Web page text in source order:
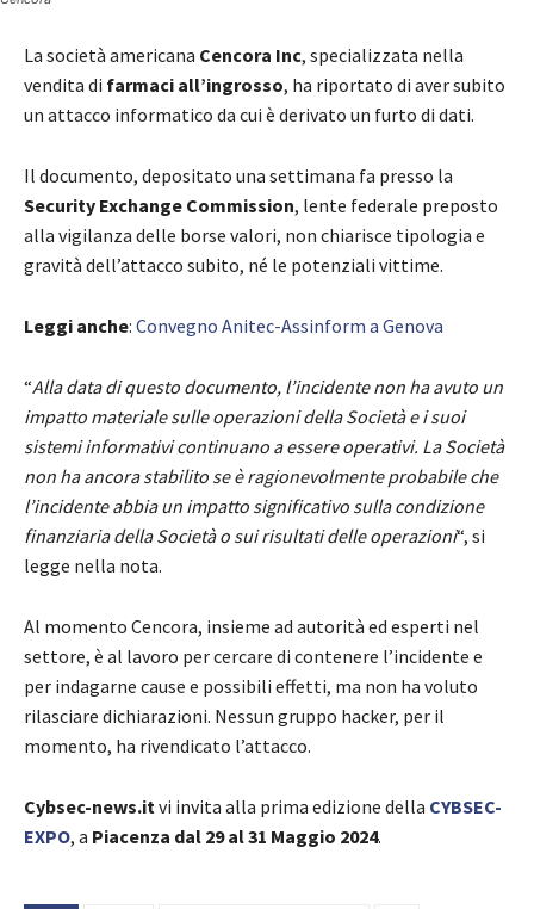
La società americana Cencora Inc, specializzata nella
vendita di farmaci all’ingrosso, ha riportato di aver subito
un attacco informatico da cui è derivato un furto di dati.
Il documento, depositato una settimana fa presso la
Security Exchange Commission, lente federale preposto
alla vigilanza delle borse valori, non chiarisce tipologia e
gravità dell’attacco subito, né le potenziali vittime.
Leggi anche: Convegno Anitec-Assinform a Genova
“Alla data di questo documento, l’incidente non ha avuto un
impatto materiale sulle operazioni della Società e i suoi
sistemi informativi continuano a essere operativi. La Società
non ha ancora stabilito se è ragionevolmente probabile che
l’incidente abbia un impatto significativo sulla condizione
finanziaria della Società o sui risultati delle operazioni“, si
legge nella nota.
Al momento Cencora, insieme ad autorità ed esperti nel
settore, è al lavoro per cercare di contenere l’incidente e
per indagarne cause e possibili effetti, ma non ha voluto
rilasciare dichiarazioni. Nessun gruppo hacker, per il
momento, ha rivendicato l’attacco.
Cybsec-news.it vi invita alla prima edizione della CYBSEC-
EXPO, a Piacenza dal 29 al 31 Maggio 2024.